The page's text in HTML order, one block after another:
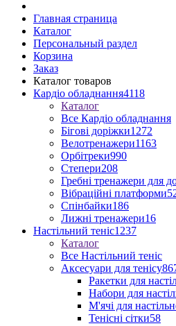
Главная страница
Каталог
Персональный раздел
Корзина
Заказ
Каталог товаров
Кардіо обладнання4118
Каталог
Все Кардіо обладнання
Бігові доріжки1272
Велотренажери1163
Орбітреки990
Степери208
Гребні тренажери для
Вібраційні платформи
Спінбайки186
Лижні тренажери16
Настільний теніс1237
Каталог
Все Настільний теніс
Аксесуари для тенісу
Ракетки для
Набори для
М'ячі для
Тенісні сітки58